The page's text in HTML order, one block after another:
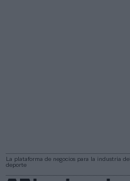
La plataforma de negocios para la industria del
deporte